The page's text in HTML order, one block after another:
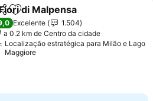
Adicionar aos favoritos
di Malpensa
Excelente
1.504
a 0.2 km de Centro da cidade
Localização estratégica para Milão e Lago
Maggiore